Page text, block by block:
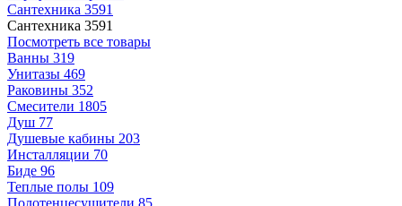
Сантехника 3591
Сантехника 3591
Посмотреть все товары
Ванны 319
Унитазы 469
Раковины 352
Смесители 1805
Душ 77
Душевые кабины 203
Инсталляции 70
Биде 96
Теплые полы 109
Полотенцесушители 85